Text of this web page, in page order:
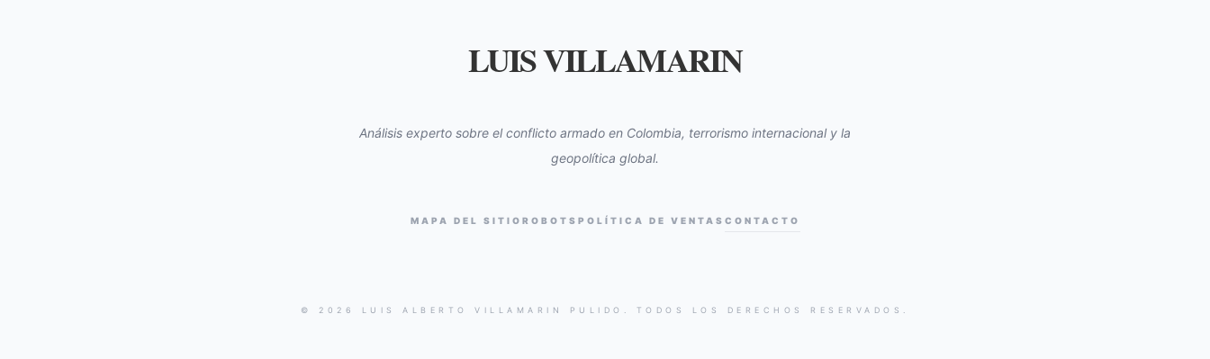
LUIS VILLAMARIN
Análisis experto sobre el conflicto armado en Colombia, terrorismo internacional y la
geopolítica global.
MAPA DEL SITIO ROBOTS POLÍTICA DE VENTAS CONTACTO
© 2026 LUIS ALBERTO VILLAMARIN PULIDO. TODOS LOS DERECHOS RESERVADOS.